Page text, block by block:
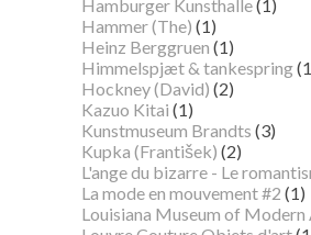
Hamburger Kunsthalle(1)
Hammer (The) (1)
Heinz Berggruen (1)
Himmelspjæt & tankespring
Hockney (David) (2)
Kazuo Kitai (1)
Kunstmuseum Brandts (3)
Kupka (František) (2)
L'ange du bizarre - Le
La mode en mouvement #2 (1)
Louisiana Museum of